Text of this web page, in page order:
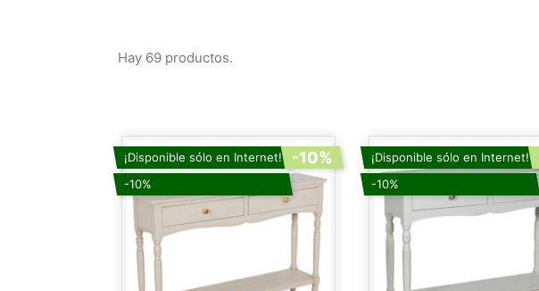
Hay 69 productos.
¡Disponible sólo en Internet!
-10%
-10%
¡Disponible sólo en Internet!
-10%